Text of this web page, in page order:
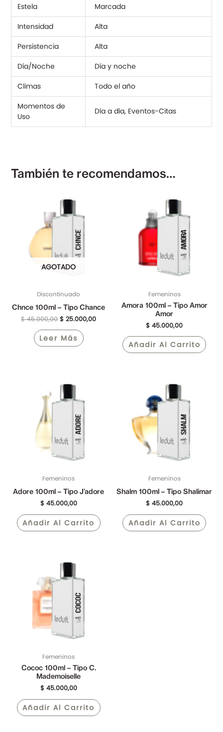
Estela
Marcada
Intensidad
Alta
Persistencia
Alta
Día/Noche
Día y noche
Climas
Todo el año
Momentos de
Uso
Día a día, Eventos-Citas
También te recomendamos…
AGOTADO
Discontinuado
Chnce 100ml – Tipo Chance
$45.000,00
precio
original
era:
$ 45.000,00.
$ 25.000,00
Leer Más
Femeninos
Amora 100ml – Tipo Amor
Amor
$ 45.000,00
Añadir Al Carrito
Femeninos
Adore 100ml – Tipo J’adore
$ 45.000,00
Añadir Al Carrito
Femeninos
Shalm 100ml – Tipo Shalimar
$ 45.000,00
Añadir Al Carrito
Femeninos
Cococ 100ml – Tipo C.
Mademoiselle
$ 45.000,00
Añadir Al Carrito